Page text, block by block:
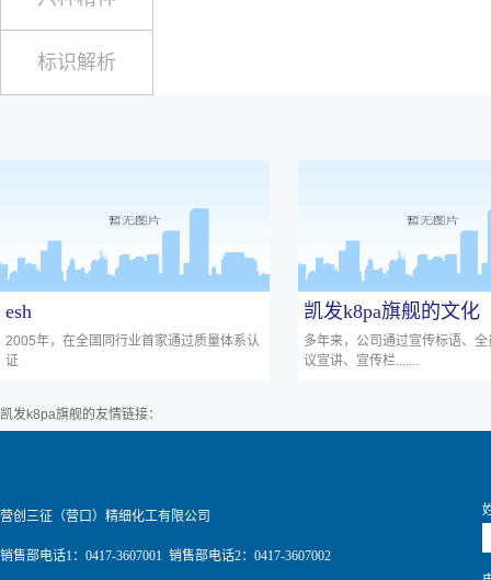
标识解析
esh
2005年，在全国同行业首家通过质量体系认
证
凯发k8pa旗舰的文化
多年来，公司通过宣传标语、
议宣讲、宣传栏.......
凯发k8pa旗舰的友情链接：
营创三征（营口）精细化工有限公司
销售部电话1：0417-3607001 销售部电话2：0417-3607002